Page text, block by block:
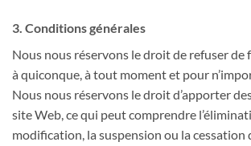
3. Conditions générales
Nous nous réservons le droit de refuser de
à quiconque, à tout moment et pour
Nous nous réservons le droit d’apporter
site Web, ce qui peut comprendre
modification, la suspension ou la cessation